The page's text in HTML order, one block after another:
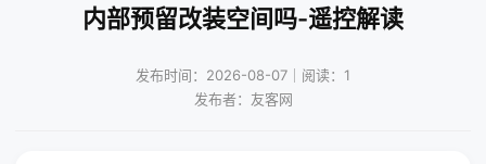
内部预留改装空间吗-遥控解读
发布时间：2026-08-07｜阅读：1
发布者：友客网